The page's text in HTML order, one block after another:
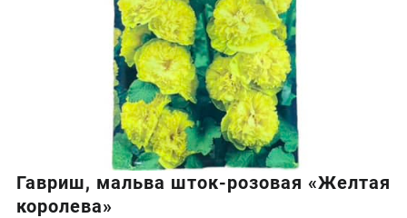
Гавриш, мальва шток-розовая «Желтая
королева»